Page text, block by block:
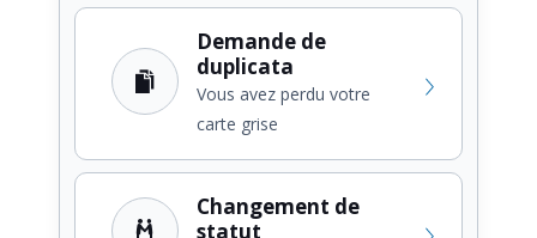
Demande de
duplicata
Vous avez perdu votre
carte grise
Changement de
statut